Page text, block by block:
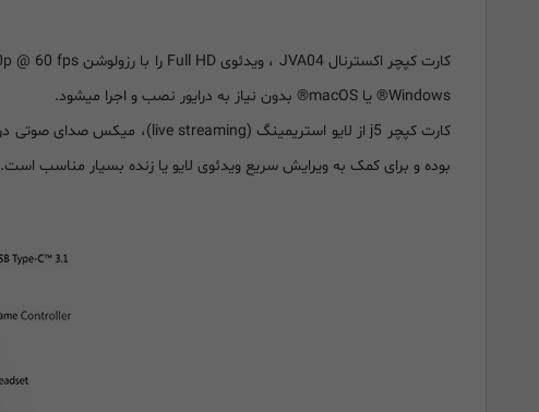
Windows® یا macOS® بدون نیاز به درایور نصب و اجرا میشود.
بوده و برای کمک به ویرایش سریع ویدئوی لایو یا زنده بسیار مناسب است.